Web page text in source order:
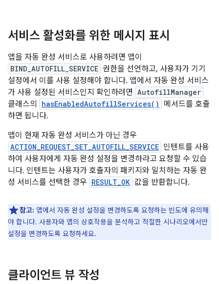
서비스 활성화를 위한 메시지 표시
앱을 자동 완성 서비스로 사용하려면 앱이
BIND_AUTOFILL_SERVICE 권한을 선언하고, 사용자가 기기
설정에서 이를 사용 설정해야 합니다. 앱에서 자동 완성 서비스
가 사용 설정된 서비스인지 확인하려면 AutofillManager
클래스의 hasEnabledAutofillServices()
메서드를 호출
하면 됩니다.
앱이 현재 자동 완성 서비스가 아닌 경우
ACTION_REQUEST_SET_AUTOFILL_SERVICE 인텐트를 사용
하여 사용자에게 자동 완성 설정을 변경하라고 요청할 수 있습
니다. 인텐트는 사용자가 호출자의 패키지와 일치하는 자동 완
성 서비스를 선택한 경우 RESULT_OK 값을 반환합니다.
참고: 앱에서 자동 완성 설정을 변경하도록 요청하는 빈도에 유의해
야 합니다. 사용자와 앱의 상호작용을 분석하고 적절한 시나리오에서만
설정을 변경하도록 요청하세요.
클라이언트 뷰 작성